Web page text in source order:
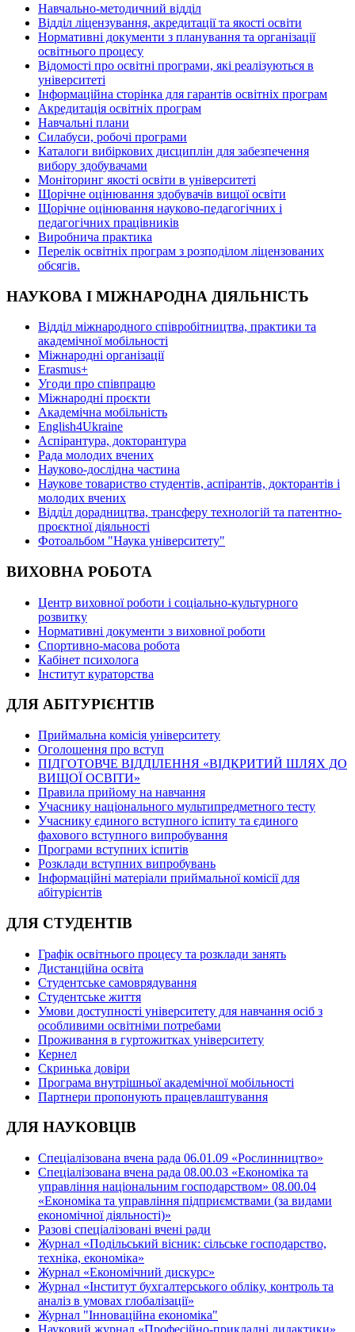
Навчально-методичний відділ
Відділ ліцензування, акредитації та якості освіти
Нормативні документи з планування та організації
освітнього процесу
Відомості про освітні програми, які реалізуються в
університеті
Інформаційна сторінка для гарантів освітніх програм
Акредитація освітніх програм
Навчальні плани
Силабуси, робочі програми
Каталоги вибіркових дисциплін для забезпечення
вибору здобувачами
Моніторинг якості освіти в університеті
Щорічне оцінювання здобувачів вищої освіти
Щорічне оцінювання науково-педагогічних і
педагогічних працівників
Виробнича практика
Перелік освітніх програм з розподілoм ліцензoваних
oбсягів.
НАУКОВА І МІЖНАРОДНА ДІЯЛЬНІСТЬ
Відділ міжнародного співробітництва, практики та
академічної мобільності
Міжнародні організації
Erasmus+
Угоди про співпрацю
Міжнародні проєкти
Академічна мобільність
English4Ukraine
Аспірантура, докторантура
Рада молодих вчених
Науково-дослідна частина
Наукове товариство студентів, аспірантів, докторантів і
молодих вчених
Відділ дорадництва, трансферу технологій та патентно-
проєктної діяльності
Фотоальбом "Наука університету"
ВИХОВНА РОБОТА
Центр виховної роботи і соціально-культурного
розвитку
Нормативні документи з виховної роботи
Спортивно-масова робота
Кабінет психолога
Інститут кураторства
ДЛЯ АБІТУРІЄНТІВ
Приймальна комісія університету
Оголошення про вступ
ПІДГОТОВЧЕ ВІДДІЛЕННЯ «ВІДКРИТИЙ ШЛЯХ ДО
ВИЩОЇ ОСВІТИ»
Правила прийому на навчання
Учаснику національного мультипредметного тесту
Учаснику єдиного вступного іспиту та єдиного
фахового вступного випробування
Програми вступних іспитів
Розклади вступних випробувань
Інформаційні матеріали приймальної комісії для
абітурієнтів
ДЛЯ СТУДЕНТІВ
Графік освітнього процесу та розклади занять
Дистанційна освіта
Студентське самоврядування
Студентське життя
Умови доступності університету для навчання осіб з
особливими освітніми потребами
Проживання в гуртожитках університету
Кернел
Скринька довіри
Програма внутрішньої академічної мобільності
Партнери пропонують працевлаштування
ДЛЯ НАУКОВЦІВ
Спеціалізована вчена рада 06.01.09 «Рослинництво»
Спеціалізована вчена рада 08.00.03 «Економіка та
управління національним господарством» 08.00.04
«Економіка та управління підприємствами (за видами
економічної діяльності)»
Разові спеціалізовані вчені ради
Журнал «Подільський вісник: сільське господарство,
техніка, економіка»
Журнал «Економічний дискурс»
Журнал «Інститут бухгалтерського обліку, контроль та
аналіз в умовах глобалізації»
Журнал "Інноваційна економіка"
Науковий журнал «Професійно-прикладні дидактики»